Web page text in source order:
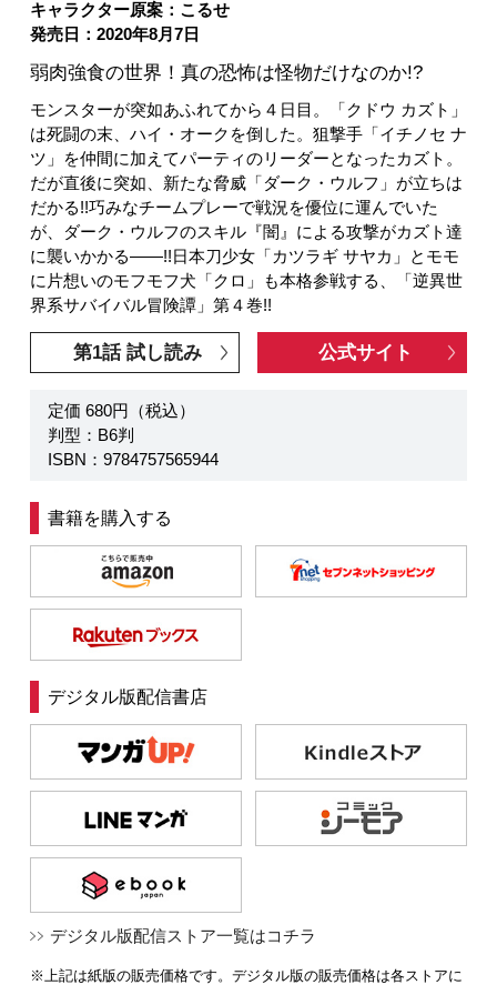
キャラクター原案：こるせ
発売日：2020年8月7日
弱肉強食の世界！真の恐怖は怪物だけなのか!?
モンスターが突如あふれてから４日目。「クドウ カズト」
は死闘の末、ハイ・オークを倒した。狙撃手「イチノセ ナ
ツ」を仲間に加えてパーティのリーダーとなったカズト。
だが直後に突如、新たな脅威「ダーク・ウルフ」が立ちは
だかる!!巧みなチームプレーで戦況を優位に運んでいた
が、ダーク・ウルフのスキル『闇』による攻撃がカズト達
に襲いかかる――!!日本刀少女「カツラギ サヤカ」とモモ
に片想いのモフモフ犬「クロ」も本格参戦する、「逆異世
界系サバイバル冒険譚」第４巻!!
第1話 試し読み 公式サイト
定価 680円（税込）
判型：B6判
ISBN：9784757565944
書籍を購入する
デジタル版配信書店
デジタル版配信ストア一覧はコチラ
※上記は紙版の販売価格です。デジタル版の販売価格は各ストアに